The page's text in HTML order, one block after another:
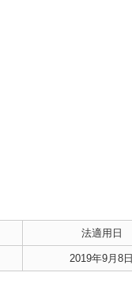
法適用日
2019年9月8日